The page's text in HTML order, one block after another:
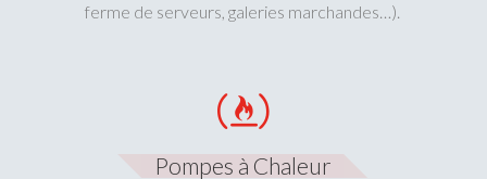
ferme de serveurs, galeries marchandes…).
Pompes à Chaleur